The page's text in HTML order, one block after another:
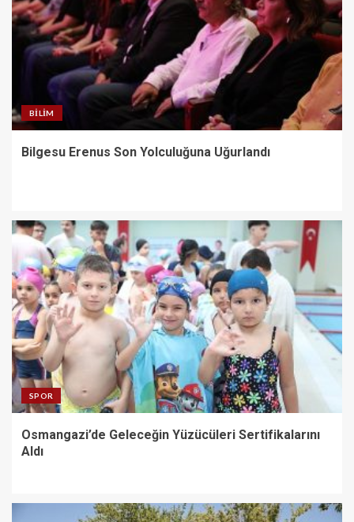
BILIM
Bilgesu Erenus Son Yolculuğuna Uğurlandı
SPOR
Osmangazi’de Geleceğin Yüzücüleri Sertifikalarını
Aldı